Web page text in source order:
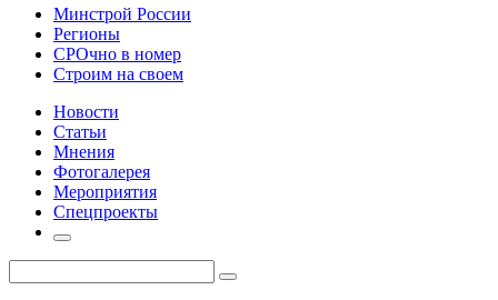
Минстрой России
Регионы
СРОчно в номер
Строим на своем
Новости
Статьи
Мнения
Фотогалерея
Мероприятия
Спецпроекты